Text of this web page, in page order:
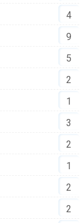
4
9
5
2
1
3
2
1
2
2